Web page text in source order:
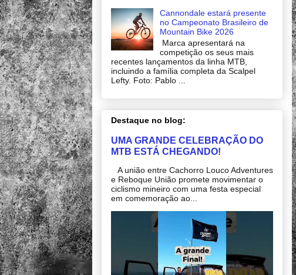
Cannondale estará presente
no Campeonato Brasileiro de
Mountain Bike 2026
Marca apresentará na
competição os seus mais
recentes lançamentos da linha MTB,
incluindo a família completa da Scalpel
Lefty. Foto: Pablo ...
Destaque no blog:
UMA GRANDE CELEBRAÇÃO DO
MTB ESTÁ CHEGANDO!
A união entre Cachorro Louco Adventures
e Reboque União promete movimentar o
ciclismo mineiro com uma festa especial
em comemoração ao...